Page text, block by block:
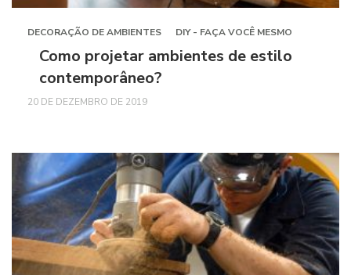
DECORAÇÃO DE AMBIENTES DIY - FAÇA VOCÊ MESMO
Como projetar ambientes de estilo
contemporâneo?
20 DE DEZEMBRO DE 2019